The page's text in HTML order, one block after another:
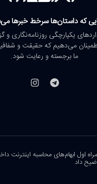
که داستان‌ها سرخط خبرها
یکپارچگی روزنامه‌نگاری
می‌دهیم که حقیقت و
ما برجسته و رعایت شود.
اول ابهام‌های محاسبه اینترنت
داد